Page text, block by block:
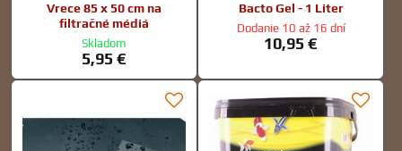
Vrece 85 x 50 cm na
filtračné médiá
Skladom
5,95 €
Bacto Gel - 1 Liter
Dodanie 10 až 16 dní
10,95 €